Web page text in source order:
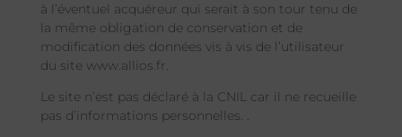
à l’éventuel acquéreur qui serait à son tour tenu de
la même obligation de conservation et de
modification des données vis à vis de l’utilisateur
du site www.allios.fr.
Le site n’est pas déclaré à la CNIL car il ne recueille
pas d’informations personnelles. .